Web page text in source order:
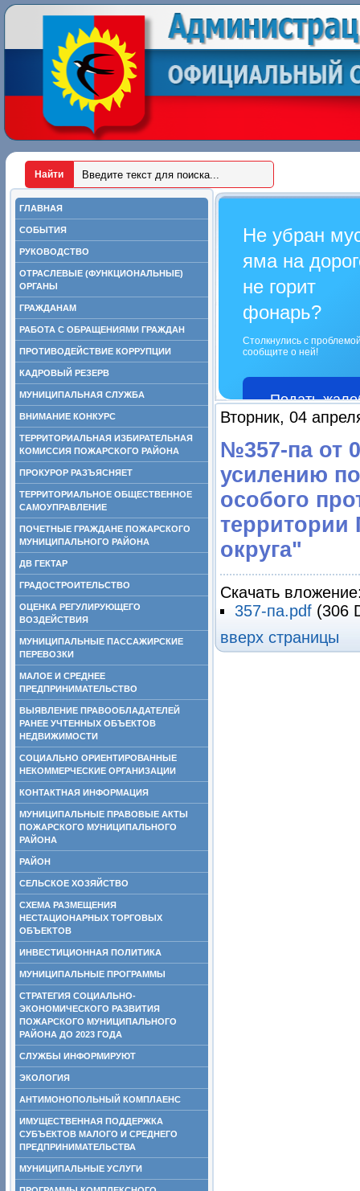
ГЛАВНАЯ
СОБЫТИЯ
РУКОВОДСТВО
ОТРАСЛЕВЫЕ (ФУНКЦИОНАЛЬНЫЕ)
ОРГАНЫ
ГРАЖДАНАМ
РАБОТА С ОБРАЩЕНИЯМИ ГРАЖДАН
ПРОТИВОДЕЙСТВИЕ КОРРУПЦИИ
КАДРОВЫЙ РЕЗЕРВ
МУНИЦИПАЛЬНАЯ СЛУЖБА
ВНИМАНИЕ КОНКУРС
ТЕРРИТОРИАЛЬНАЯ ИЗБИРАТЕЛЬНАЯ
КОМИССИЯ ПОЖАРСКОГО РАЙОНА
ПРОКУРОР РАЗЪЯСНЯЕТ
ТЕРРИТОРИАЛЬНОЕ ОБЩЕСТВЕННОЕ
САМОУПРАВЛЕНИЕ
ПОЧЕТНЫЕ ГРАЖДАНЕ ПОЖАРСКОГО
МУНИЦИПАЛЬНОГО РАЙОНА
ДВ ГЕКТАР
ГРАДОСТРОИТЕЛЬСТВО
ОЦЕНКА РЕГУЛИРУЮЩЕГО
ВОЗДЕЙСТВИЯ
МУНИЦИПАЛЬНЫЕ ПАССАЖИРСКИЕ
ПЕРЕВОЗКИ
МАЛОЕ И СРЕДНЕЕ
ПРЕДПРИНИМАТЕЛЬСТВО
ВЫЯВЛЕНИЕ ПРАВООБЛАДАТЕЛЕЙ
РАНЕЕ УЧТЕННЫХ ОБЪЕКТОВ
НЕДВИЖИМОСТИ
СОЦИАЛЬНО ОРИЕНТИРОВАННЫЕ
НЕКОММЕРЧЕСКИЕ ОРГАНИЗАЦИИ
КОНТАКТНАЯ ИНФОРМАЦИЯ
МУНИЦИПАЛЬНЫЕ ПРАВОВЫЕ АКТЫ
ПОЖАРСКОГО МУНИЦИПАЛЬНОГО
РАЙОНА
РАЙОН
СЕЛЬСКОЕ ХОЗЯЙСТВО
СХЕМА РАЗМЕЩЕНИЯ
НЕСТАЦИОНАРНЫХ ТОРГОВЫХ
ОБЪЕКТОВ
ИНВЕСТИЦИОННАЯ ПОЛИТИКА
МУНИЦИПАЛЬНЫЕ ПРОГРАММЫ
СТРАТЕГИЯ СОЦИАЛЬНО-
ЭКОНОМИЧЕСКОГО РАЗВИТИЯ
ПОЖАРСКОГО МУНИЦИПАЛЬНОГО
РАЙОНА ДО 2023 ГОДА
СЛУЖБЫ ИНФОРМИРУЮТ
ЭКОЛОГИЯ
АНТИМОНОПОЛЬНЫЙ КОМПЛАЕНС
ИМУЩЕСТВЕННАЯ ПОДДЕРЖКА
СУБЪЕКТОВ МАЛОГО И СРЕДНЕГО
ПРЕДПРИНИМАТЕЛЬСТВА
МУНИЦИПАЛЬНЫЕ УСЛУГИ
Не убран
яма на
не горит
фонарь?
Столкнулись с
сообщите о ней!
Подать
Вторник, 04
№357-па от
усилению
особого
территории
округа"
Скачать
357-па.pdf (306
вверх страницы